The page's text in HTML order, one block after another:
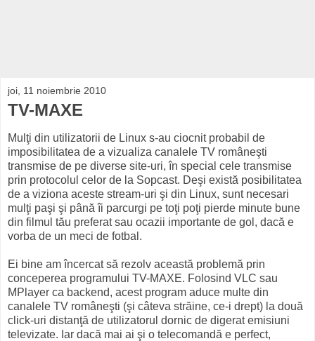
joi, 11 noiembrie 2010
TV-MAXE
Mulţi din utilizatorii de Linux s-au ciocnit probabil de
imposibilitatea de a vizualiza canalele TV româneşti
transmise de pe diverse site-uri, în special cele transmise
prin protocolul celor de la Sopcast. Deşi există posibilitatea
de a viziona aceste stream-uri şi din Linux, sunt necesari
mulţi paşi şi până îi parcurgi pe toţi poţi pierde minute bune
din filmul tău preferat sau ocazii importante de gol, dacă e
vorba de un meci de fotbal.
Ei bine am încercat să rezolv această problemă prin
conceperea programului TV-MAXE. Folosind VLC sau
MPlayer ca backend, acest program aduce multe din
canalele TV româneşti (şi câteva străine, ce-i drept) la două
click-uri distanţă de utilizatorul dornic de digerat emisiuni
televizate. Iar dacă mai ai şi o telecomandă e perfect,